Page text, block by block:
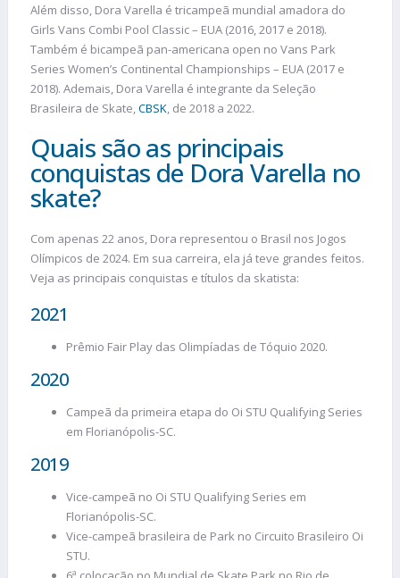
Além disso, Dora Varella é tricampeã mundial amadora do
Girls Vans Combi Pool Classic – EUA (2016, 2017 e 2018).
Também é bicampeã pan-americana open no Vans Park
Series Women’s Continental Championships – EUA (2017 e
2018). Ademais, Dora Varella é integrante da Seleção
Brasileira de Skate,CBSK, de 2018 a 2022.
Quais são as principais
conquistas de Dora Varella no
skate?
Com apenas 22 anos, Dora representou o Brasil nos Jogos
Olímpicos de 2024. Em sua carreira, ela já teve grandes feitos.
Veja as principais conquistas e títulos da skatista:
2021
Prêmio Fair Play das Olimpíadas de Tóquio 2020.
2020
Campeã da primeira etapa do Oi STU Qualifying Series
em Florianópolis-SC.
2019
Vice-campeã no Oi STU Qualifying Series em
Florianópolis-SC.
Vice-campeã brasileira de Park no Circuito Brasileiro Oi
STU.